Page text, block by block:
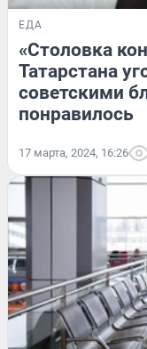
ЕДА
«Столовка
Татарстана
советскими
понравилось
17 марта, 2024, 16:26